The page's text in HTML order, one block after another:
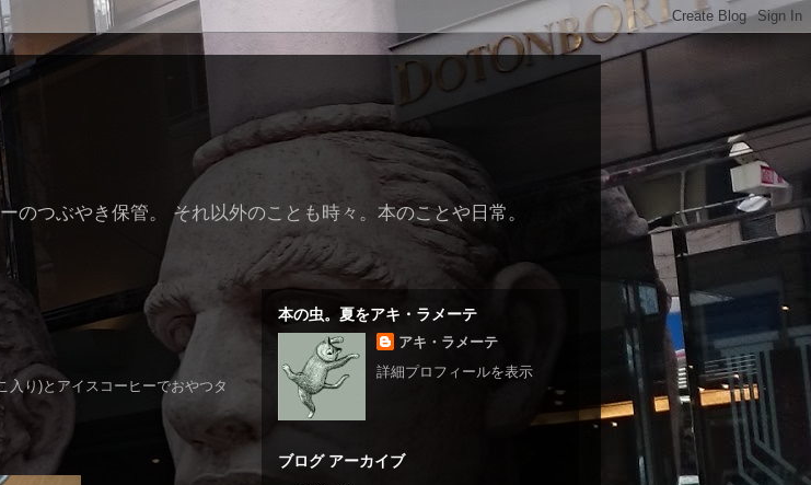
のつぶやき保管。 それ以外のことも時々。本のことや日常。
入り)とアイスコーヒーでおやつタ
本の虫。夏をアキ・ラメーテ
アキ・ラメーテ
詳細プロフィールを表示
ブログ アーカイブ